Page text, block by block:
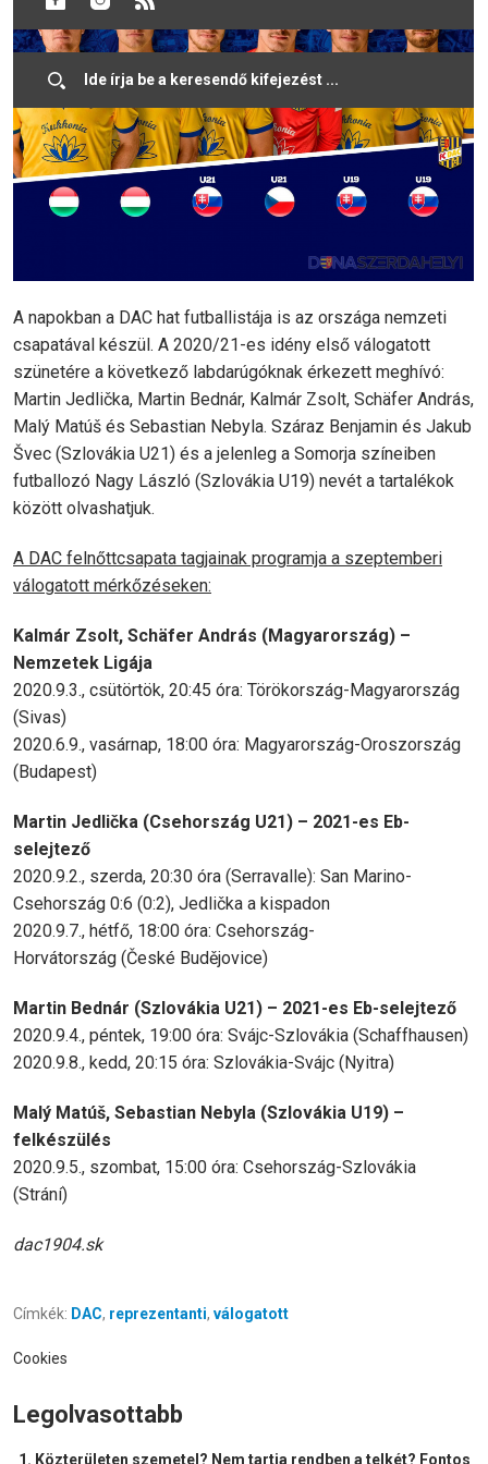
A napokban a DAC hat futballistája is az országa nemzeti
csapatával készül. A 2020/21-es idény első válogatott
szünetére a következő labdarúgóknak érkezett meghívó:
Martin Jedlička, Martin Bednár, Kalmár Zsolt, Schäfer András,
Malý Matúš és Sebastian Nebyla. Száraz Benjamin és Jakub
Švec (Szlovákia U21) és a jelenleg a Somorja színeiben
futballozó Nagy László (Szlovákia U19) nevét a tartalékok
között olvashatjuk.
A DAC felnőttcsapata tagjainak programja a szeptemberi
válogatott mérkőzéseken:
Kalmár Zsolt, Schäfer András (Magyarország) –
Nemzetek Ligája
2020.9.3., csütörtök, 20:45 óra: Törökország-Magyarország
(Sivas)
2020.6.9., vasárnap, 18:00 óra: Magyarország-Oroszország
(Budapest)
Martin Jedlička (Csehország U21) – 2021-es Eb-
selejtező
2020.9.2., szerda, 20:30 óra (Serravalle): San Marino-
Csehország 0:6 (0:2), Jedlička a kispadon
2020.9.7., hétfő, 18:00 óra: Csehország-
Horvátország (České Budějovice)
Martin Bednár (Szlovákia U21) – 2021-es Eb-selejtező
2020.9.4., péntek, 19:00 óra: Svájc-Szlovákia (Schaffhausen)
2020.9.8., kedd, 20:15 óra: Szlovákia-Svájc (Nyitra)
Malý Matúš, Sebastian Nebyla (Szlovákia U19) –
felkészülés
2020.9.5., szombat, 15:00 óra: Csehország-Szlovákia
(Strání)
dac1904.sk
Címkék: DAC, reprezentanti, válogatott
Cookies
Legolvasottabb
Közterületen szemetel? Nem tartja rendben a telkét? Fontos